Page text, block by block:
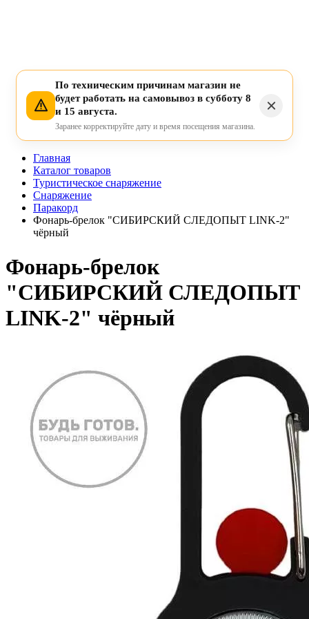
По техническим причинам магазин не
будет работать на самовывоз в субботу 8
и 15 августа.
Заранее корректируйте дату и время посещения магазина.
Главная
Каталог товаров
Туристическое снаряжение
Снаряжение
Паракорд
Фонарь-брелок "СИБИРСКИЙ СЛЕДОПЫТ LINK-2"
чёрный
Фонарь-брелок
"СИБИРСКИЙ СЛЕДОПЫТ
LINK-2" чёрный